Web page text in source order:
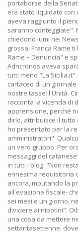
portaborse della
era stato liquidato
aveva raggiunto il
saranno conteggiate".
chiedono lumi nei
grossa: Franca Rame
Rame + Denuncia" e
Adncronos aveva
tutti meno "La
cartaceo di un
nostre tasse: l'Unità.
racconta la vicenda di
apprensione, perché
dirlo, attribuisce il tutto
ho presentato per la
amministratori".
un vero gruppo. Per
messaggi del
in tutti i blog: "Non
ennesima requisitoria
ancora,imputando la
all'evasione fiscale-
sei mesi e un giorno,
dividere ai nipotini".
una cosa da mettere
settantasettenne,